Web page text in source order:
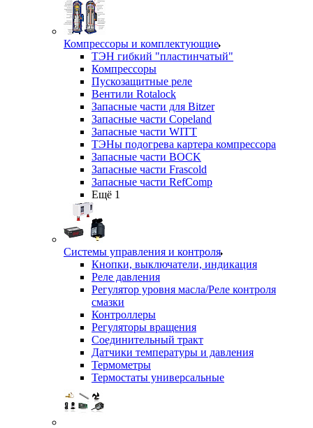
Компрессоры и комплектующие
ТЭН гибкий "пластинчатый"
Компрессоры
Пускозащитные реле
Вентили Rotalock
Запасные части для Bitzer
Запасные части Copeland
Запасные части WITT
ТЭНы подогрева картера компрессора
Запасные части BOCK
Запасные части Frascold
Запасные части RefComp
Ещё 1
Системы управления и контроля
Кнопки, выключатели, индикация
Реле давления
Регулятор уровня масла/Реле контроля
смазки
Контроллеры
Регуляторы вращения
Соединительный тракт
Датчики температуры и давления
Термометры
Термостаты универсальные